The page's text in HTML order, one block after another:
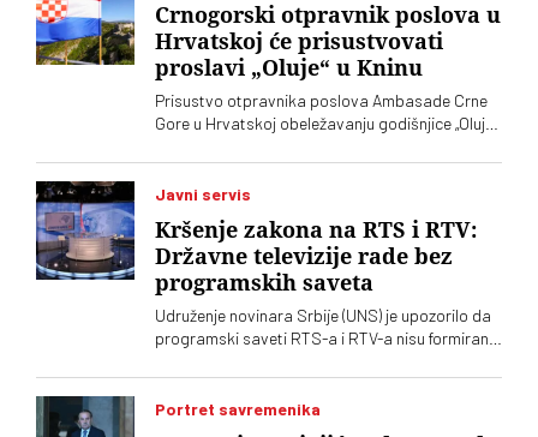
ikada više, da sarađuju. Branko Ružić za
„Vreme“ kaže da je alarmantno da tendencije
odricanja od izvornih principa i mazohizma
postoje ne samo na lokalu, već i u samom vrhu
SPS-a
Crnogorski otpravnik poslova u
Hrvatskoj će prisustvovati
proslavi „Oluje“ u Kninu
Prisustvo otpravnika poslova Ambasade Crne
Gore u Hrvatskoj obeležavanju godišnjice „Oluje“
Vučić je poručio da je reč o proslavi zločina
počinjenih nad srpskim narodom
Javni servis
Kršenje zakona na RTS i RTV:
Državne televizije rade bez
programskih saveta
Udruženje novinara Srbije (UNS) je upozorilo da
programski saveti RTS-a i RTV-a nisu formirani
čega se postavlja pitanje poštovanja zakonskih
procedura i funkcionisanja mehanizama
Portret savremenika